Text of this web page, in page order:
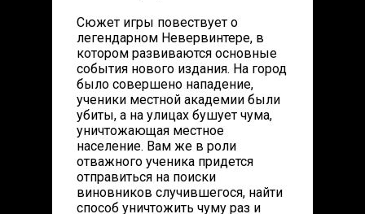
Сюжет игры повествует о
легендарном Невервинтере, в
котором развиваются основные
события нового издания. На город
было совершено нападение,
ученики местной академии были
убиты, а на улицах бушует чума,
уничтожающая местное
население. Вам же в роли
отважного ученика придется
отправиться на поиски
виновников случившегося, найти
способ уничтожить чуму раз и